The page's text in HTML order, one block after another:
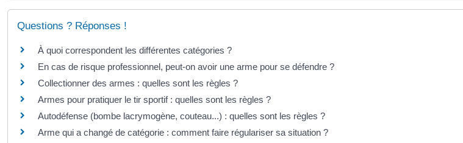
Questions ? Réponses !
À quoi correspondent les différentes catégories ?
En cas de risque professionnel, peut-on avoir une arme pour se défendre ?
Collectionner des armes : quelles sont les règles ?
Armes pour pratiquer le tir sportif : quelles sont les règles ?
Autodéfense (bombe lacrymogène, couteau...) : quelles sont les règles ?
Arme qui a changé de catégorie : comment faire régulariser sa situation ?